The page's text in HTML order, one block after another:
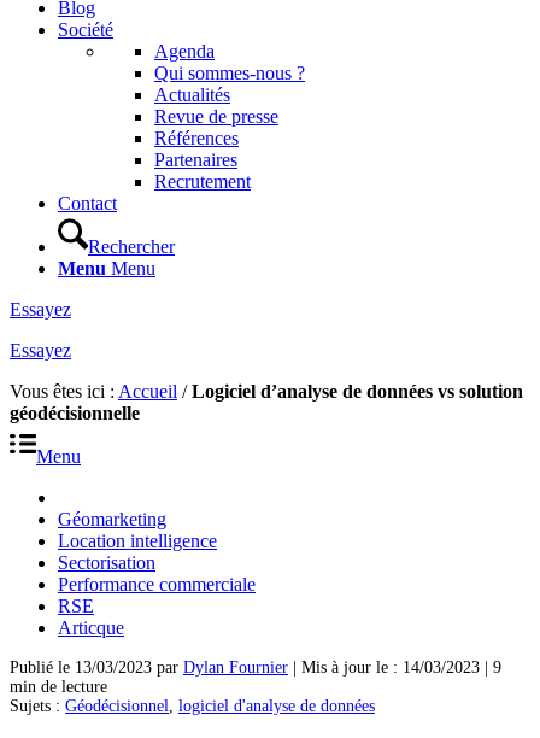
Blog
Société
Agenda
Qui sommes-nous ?
Actualités
Revue de presse
Références
Partenaires
Recrutement
Contact
Rechercher
Menu Menu
Essayez
Essayez
Vous êtes ici : Accueil /Logiciel d’analyse de données vs solution
géodécisionnelle
Menu
Géomarketing
Location intelligence
Sectorisation
Performance commerciale
RSE
Articque
Publié le 13/03/2023 par Dylan Fournier | Mis à jour le : 14/03/2023 | 9
min de lecture
Sujets : Géodécisionnel logiciel d'analyse de données